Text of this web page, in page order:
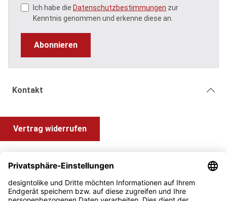
Ich habe die Datenschutzbestimmungen zur
Kenntnis genommen und erkenne diese an.
Abonnieren
Kontakt
Vertrag widerrufen
Information und Impressum